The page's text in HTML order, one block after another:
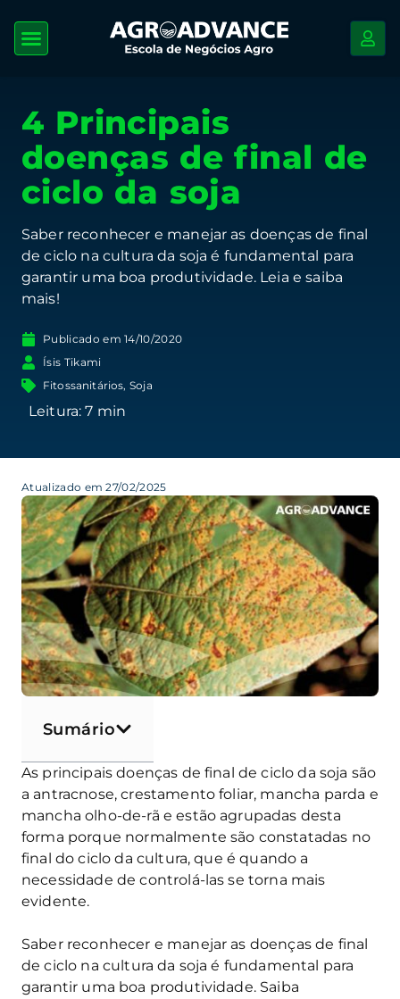
4 Principais
doenças de final de
ciclo da soja
Saber reconhecer e manejar as doenças de final
de ciclo na cultura da soja é fundamental para
garantir uma boa produtividade. Leia e saiba
mais!
Publicado em 14/10/2020
Ísis Tikami
Fitossanitários,Soja
Atualizado em 27/02/2025
Sumário
As principais doenças de final de ciclo da soja são
a antracnose, crestamento foliar, mancha parda e
mancha olho-de-rã e estão agrupadas desta
forma porque normalmente são constatadas no
final do ciclo da cultura, que é quando a
necessidade de controlá-las se torna mais
evidente.
Saber reconhecer e manejar as doenças de final
de ciclo na cultura da soja é fundamental para
garantir uma boa produtividade. Saiba